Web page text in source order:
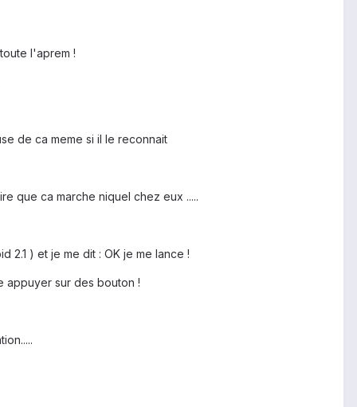
l'aprem !
de ca meme si il le reconnait
que ca marche niquel chez eux .....
) et je me dit : OK je me lance !
appuyer sur des bouton !